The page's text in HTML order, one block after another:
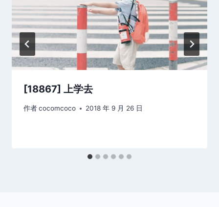
[18867] 上学去
作者cocomcoco 2018 年 9 月 26 日